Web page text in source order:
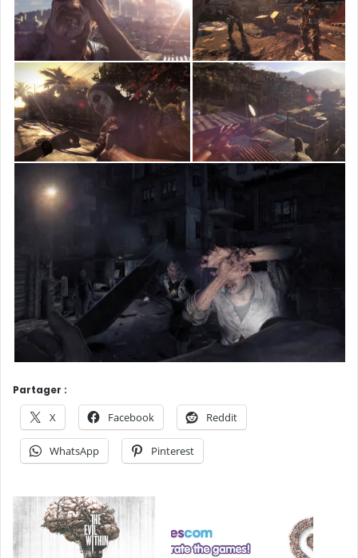
Partager :
X Facebook Reddit
WhatsApp Pinterest